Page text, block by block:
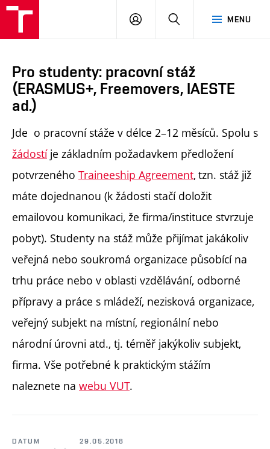
MENU
PŘIHLÁSIT
Pro studenty: pracovní stáž
(ERASMUS+, Freemovers, IAESTE
ad.)
Jde o pracovní stáže v délce 2–12 měsíců. Spolu s
žádostí je základním požadavkem předložení
potvrzeného Traineeship Agreement, tzn. stáž již
máte dojednanou (k žádosti stačí doložit
emailovou komunikaci, že firma/instituce stvrzuje
pobyt). Studenty na stáž může přijímat jakákoliv
veřejná nebo soukromá organizace působící na
trhu práce nebo v oblasti vzdělávání, odborné
přípravy a práce s mládeží, nezisková organizace,
veřejný subjekt na místní, regionální nebo
národní úrovni atd., tj. téměř jakýkoliv subjekt,
firma. Vše potřebné k praktickým stážím
naleznete na webu VUT.
DATUM
29.05.2018